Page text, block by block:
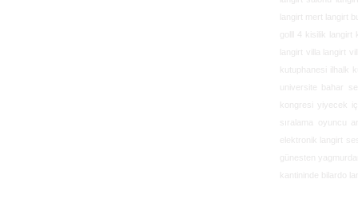
langirt mert langirt
golll 4 kisilik
langirt villa langirt
kutuphanesi ilhalk
universite bahar
kongresi yiyecek
sıralama oyuncu
elektronik langirt
günesten
kantininde bilardo